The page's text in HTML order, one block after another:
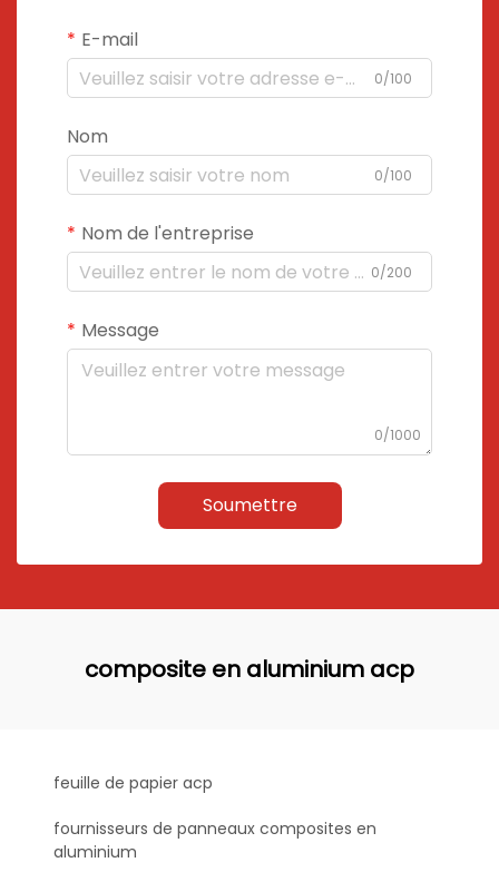
E-mail
0/100
Nom
0/100
Nom de l'entreprise
0/200
Message
0/1000
Soumettre
composite en aluminium acp
feuille de papier acp
fournisseurs de panneaux composites en
aluminium